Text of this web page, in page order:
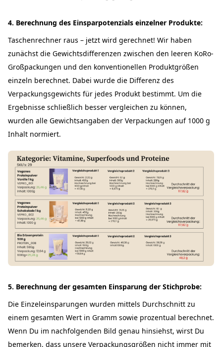
4. Berechnung des Einsparpotenzials einzelner Produkte:
Taschenrechner raus – jetzt wird gerechnet! Wir haben
zunächst die Gewichtsdifferenzen zwischen den leeren KoRo-
Großpackungen und den konventionellen Produktgrößen
einzeln berechnet. Dabei wurde die Differenz des
Verpackungsgewichts für jedes Produkt bestimmt. Um die
Ergebnisse schließlich besser vergleichen zu können,
wurden alle Gewichtsangaben der Verpackungen auf 1000 g
Inhalt normiert.
5. Berechnung der gesamten Einsparung der Stichprobe:
Die Einzeleinsparungen wurden mittels Durchschnitt zu
einem gesamten Wert in Gramm sowie prozentual berechnet.
Wenn Du im nachfolgenden Bild genau hinsiehst, wirst Du
bemerken, dass unsere Verpackungsgrößen nicht immer mit